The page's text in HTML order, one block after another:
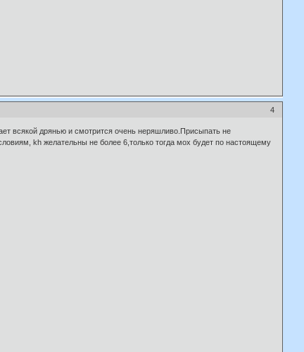
4
всякой дрянью и смотрится очень неряшливо.Присыпать не
kh желательны не более 6,только тогда мох будет по настоящему